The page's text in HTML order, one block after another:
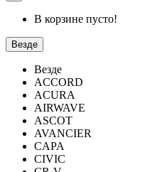
В корзине пусто!
Везде
Везде
ACCORD
ACURA
AIRWAVE
ASCOT
AVANCIER
CAPA
CIVIC